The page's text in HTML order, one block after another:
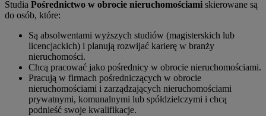
Studia Pośrednictwo w obrocie nieruchomościami skierowane są
do osób, które:
Są absolwentami wyższych studiów (magisterskich lub
licencjackich) i planują rozwijać karierę w branży
nieruchomości.
Chcą pracować jako pośrednicy w obrocie nieruchomościami.
Pracują w firmach pośredniczących w obrocie
nieruchomościami i zarządzających nieruchomościami
prywatnymi, komunalnymi lub spółdzielczymi i chcą
podnieść swoje kwalifikacje.